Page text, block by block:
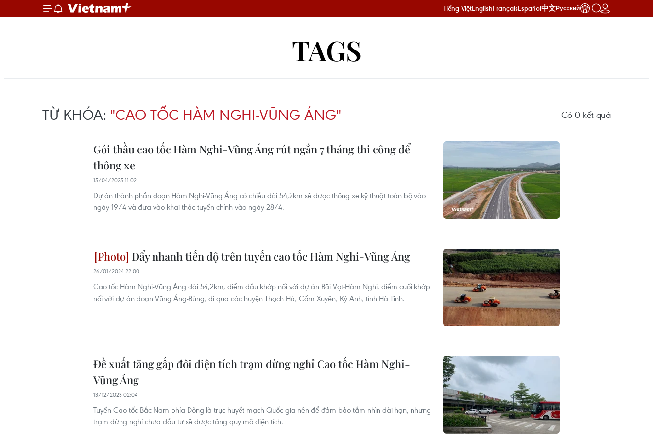
Tiếng ViệtEnglishFrançaisEspañol中文Русский
TAGS
TỪ KHÓA: "CAO TỐC HÀM NGHI-VŨNG ÁNG" Có 0 kết quả
Gói thầu cao tốc Hàm Nghi-Vũng Áng rút ngắn 7 tháng thi công để
thông xe
15/04/2025 11:02
Dự án thành phần đoạn Hàm Nghi-Vũng Áng có chiều dài 54,2km sẽ được thông xe kỹ thuật toàn bộ vào
ngày 19/4 và đưa vào khai thác tuyến chính vào ngày 28/4.
Đẩy nhanh tiến độ trên tuyến cao tốc Hàm Nghi-Vũng Áng
26/01/2024 22:00
Cao tốc Hàm Nghi-Vũng Áng dài 54,2km, điểm đầu khớp nối với dự án Bãi Vọt-Hàm Nghi, điểm cuối khớp
nối với dự án đoạn Vũng Áng-Bùng, đi qua các huyện Thạch Hà, Cẩm Xuyên, Kỳ Anh, tỉnh Hà Tĩnh.
Đề xuất tăng gấp đôi diện tích trạm dừng nghỉ Cao tốc Hàm Nghi-
Vũng Áng
13/12/2023 02:04
Tuyến Cao tốc Bắc-Nam phía Đông là trục huyết mạch Quốc gia nên để đảm bảo tầm nhìn dài hạn, những
trạm dừng nghỉ chưa đầu tư sẽ được tăng quy mô diện tích.